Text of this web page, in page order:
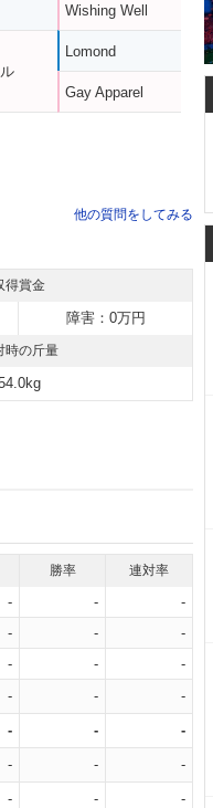
Wishing Well
Lomond
Gay Apparel
他の質問をしてみる
得賞金
障害：0万円
時の斤量
勝率 連対率
- -
-
- -
-
- -
-
- - -
- - -
- - -
- - -